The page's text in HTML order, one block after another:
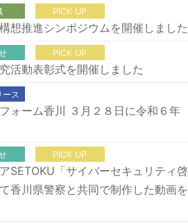
PICK UP
想推進シンポジウムを開催しました
PICK UP
活動表彰式を開催しました
ース
ォーム香川 ３月２８日に令和６年
PICK UP
SETOKU「サイバーセキュリティ啓
香川県警察と共同で制作した動画を